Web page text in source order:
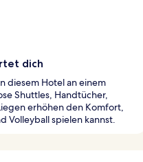
dich
diesem Hotel an einem
Shuttles, Handtücher,
erhöhen den Komfort,
Volleyball spielen kannst.